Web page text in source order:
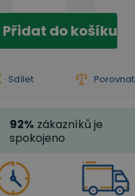
Přidat do košíku
Sdílet Porovnat
92% zákazníků je
spokojeno